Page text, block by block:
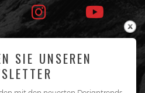
Folge uns
SIE UNSEREN